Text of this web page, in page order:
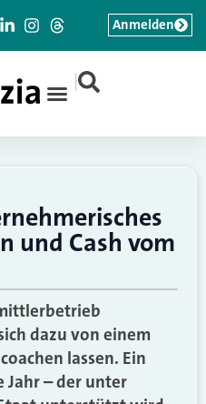
|
Anmelden
und Cash vom
dazu von einem
lassen. Ein
Jahr – der unter